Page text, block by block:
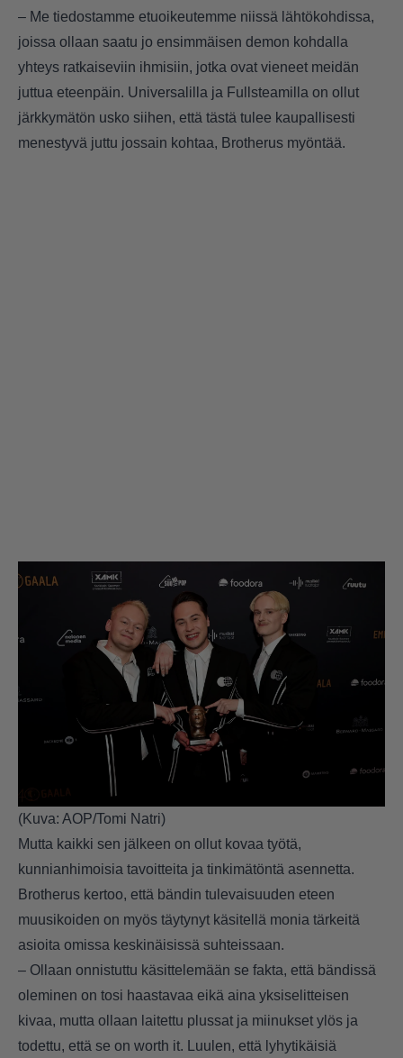
– Me tiedostamme etuoikeutemme niissä lähtökohdissa,
joissa ollaan saatu jo ensimmäisen demon kohdalla
yhteys ratkaiseviin ihmisiin, jotka ovat vieneet meidän
juttua eteenpäin. Universalilla ja Fullsteamilla on ollut
järkkymätön usko siihen, että tästä tulee kaupallisesti
menestyvä juttu jossain kohtaa, Brotherus myöntää.
(Kuva: AOP/Tomi Natri)
Mutta kaikki sen jälkeen on ollut kovaa työtä,
kunnianhimoisia tavoitteita ja tinkimätöntä asennetta.
Brotherus kertoo, että bändin tulevaisuuden eteen
muusikoiden on myös täytynyt käsitellä monia tärkeitä
asioita omissa keskinäisissä suhteissaan.
– Ollaan onnistuttu käsittelemään se fakta, että bändissä
oleminen on tosi haastavaa eikä aina yksiselitteisen
kivaa, mutta ollaan laitettu plussat ja miinukset ylös ja
todettu, että se on worth it. Luulen, että lyhytikäisiä